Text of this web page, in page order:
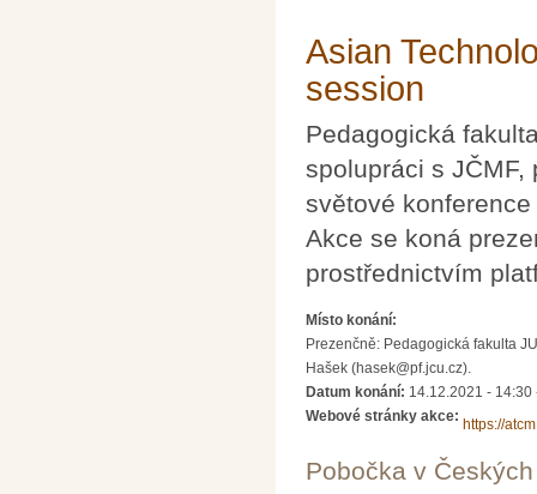
Asian
session
Pedagogická
spolupráci s
světové
Akce se koná
prostřednictvím
Místo konání:
Prezenčně: Pedagogická fakulta
Hašek (hasek@pf.jcu.cz).
Datum konání: 14.12.2021 - 14:30
Webové stránky akce:
https://
Pobočka v